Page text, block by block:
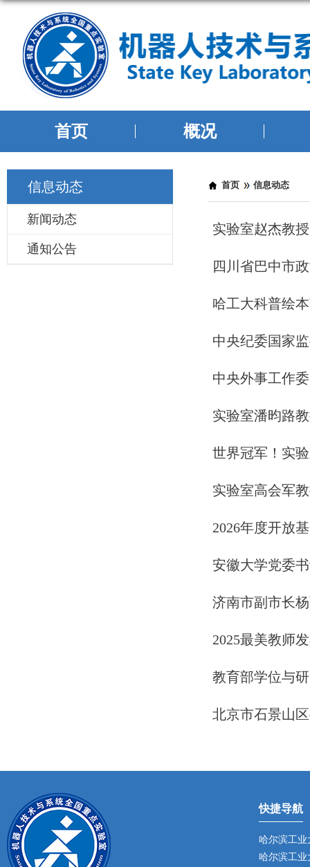
首页 概况
信息动态
新闻动态
通知公告
当前位置：
首页 信息动态
实验室赵杰教
四川省巴中市
哈工大科普绘
中央纪委国家
中央外事工作
实验室潘昀路
世界冠军！实
实验室高会军
2026年度开放
安徽大学党委
济南市副市长
2025最美教师
教育部学位与
北京市石景山
快捷导航
哈尔滨工业
哈尔滨工业